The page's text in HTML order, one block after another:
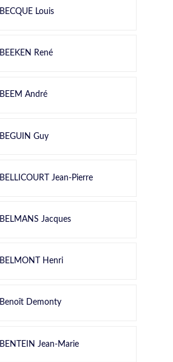
BECQUE Louis
BEEKEN René
BEEM André
BEGUIN Guy
BELLICOURT Jean-Pierre
BELMANS Jacques
BELMONT Henri
Benoît Demonty
BENTEIN Jean-Marie